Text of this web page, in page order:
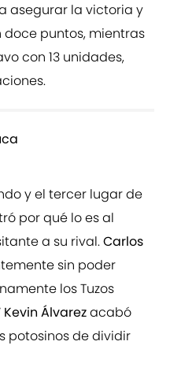
asegurar la victoria y
puntos, mientras
con 13 unidades,
y el tercer lugar de
por qué lo es al
a su rival.Carlos
sin poder
los Tuzos
Kevin Álvarezacabó
potosinos de dividir